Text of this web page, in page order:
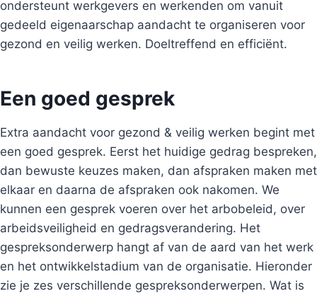
ondersteunt werkgevers en werkenden om vanuit
gedeeld eigenaarschap aandacht te organiseren voor
gezond en veilig werken. Doeltreffend en efficiënt.
Een goed gesprek
Extra aandacht voor gezond & veilig werken begint met
een goed gesprek. Eerst het huidige gedrag bespreken,
dan bewuste keuzes maken, dan afspraken maken met
elkaar en daarna de afspraken ook nakomen. We
kunnen een gesprek voeren over het arbobeleid, over
arbeidsveiligheid en gedragsverandering. Het
gespreksonderwerp hangt af van de aard van het werk
en het ontwikkelstadium van de organisatie. Hieronder
zie je zes verschillende gespreksonderwerpen. Wat is